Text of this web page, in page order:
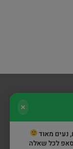
נעים מאוד
לכל שאלה